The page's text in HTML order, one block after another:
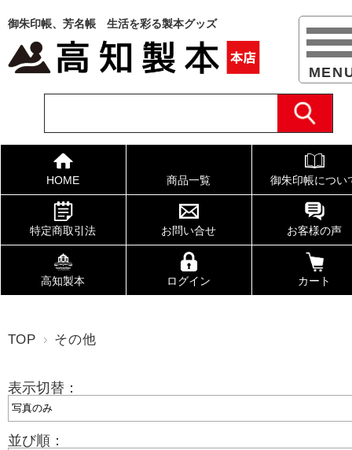
御朱印帳、芳名帳 生活を彩る製本グッズ
HOME 商品一覧 御朱印帳につい
特定商取引法 お問い合せ お客様の声
高知製本 ログイン カート
TOP その他
表示切替：
並び順：